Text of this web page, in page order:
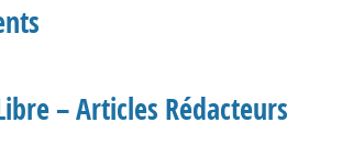
– Articles Rédacteurs